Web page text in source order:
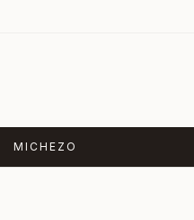
MICHEZO